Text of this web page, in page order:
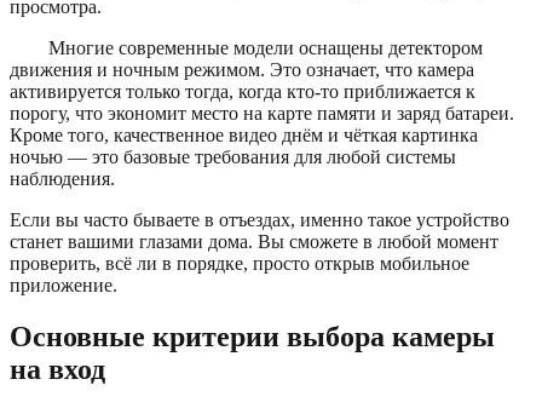
просмотра.
Многие современные модели оснащены детектором
движения и ночным режимом. Это означает, что камера
активируется только тогда, когда кто-то приближается к
порогу, что экономит место на карте памяти и заряд батареи.
Кроме того, качественное видео днём и чёткая картинка
ночью — это базовые требования для любой системы
наблюдения.
Если вы часто бываете в отъездах, именно такое устройство
станет вашими глазами дома. Вы сможете в любой момент
проверить, всё ли в порядке, просто открыв мобильное
приложение.
Основные критерии выбора камеры
на вход